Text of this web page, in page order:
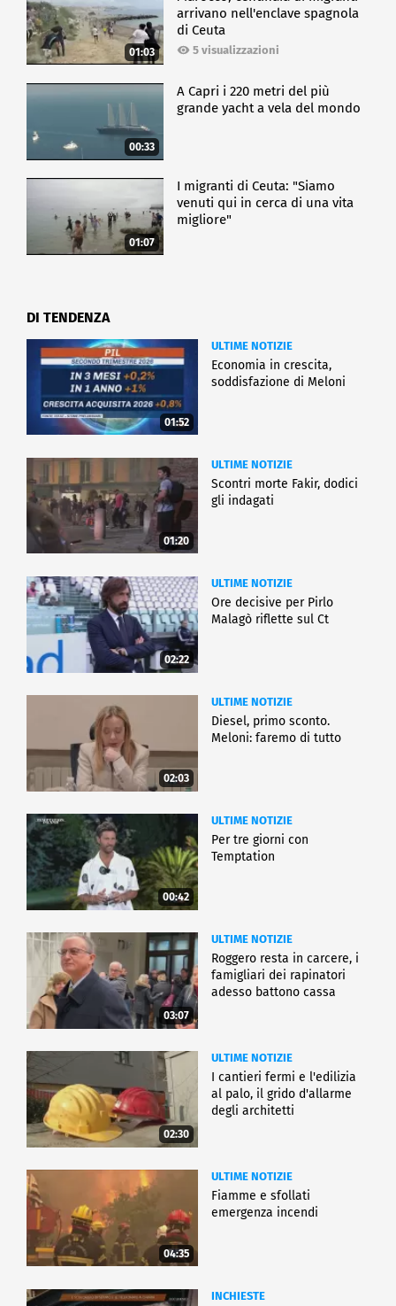
01:03
arrivano nell'enclave spagnola
di Ceuta
5 visualizzazioni
00:33
A Capri i 220 metri del più
grande yacht a vela del mondo
01:07
I migranti di Ceuta: "Siamo
venuti qui in cerca di una vita
migliore"
DI TENDENZA
01:52
ULTIME NOTIZIE
Economia in crescita,
soddisfazione di Meloni
01:20
ULTIME NOTIZIE
Scontri morte Fakir, dodici
gli indagati
02:22
ULTIME NOTIZIE
Ore decisive per Pirlo
Malagò riflette sul Ct
02:03
ULTIME NOTIZIE
Diesel, primo sconto.
Meloni: faremo di tutto
00:42
ULTIME NOTIZIE
Per tre giorni con
Temptation
03:07
ULTIME NOTIZIE
Roggero resta in carcere, i
famigliari dei rapinatori
adesso battono cassa
02:30
ULTIME NOTIZIE
I cantieri fermi e l'edilizia
al palo, il grido d'allarme
degli architetti
04:35
ULTIME NOTIZIE
Fiamme e sfollati
emergenza incendi
INCHIESTE